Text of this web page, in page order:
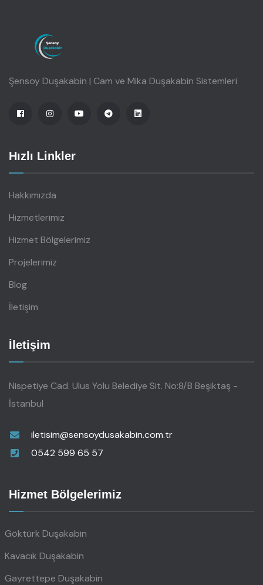
Şensoy Duşakabin | Cam ve Mika Duşakabin Sistemleri
Hızlı Linkler
Hakkımızda
Hizmetlerimiz
Hizmet Bölgelerimiz
Projelerimiz
Blog
İletişim
İletişim
Nispetiye Cad. Ulus Yolu Belediye Sit. No:8/B Beşiktaş -
İstanbul
iletisim@sensoydusakabin.com.tr
0542 599 65 57
Hizmet Bölgelerimiz
Göktürk Duşakabin
Kavacık Duşakabin
Gayrettepe Duşakabin